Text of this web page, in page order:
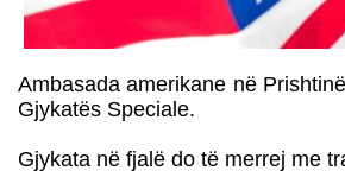
Ambasada amerikane në
Gjykatës Speciale.
Gjykata në fjalë do të merrej me